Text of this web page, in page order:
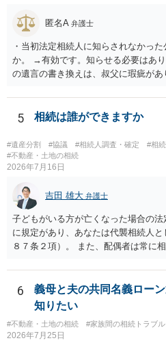
匿名A 弁護士
・当初法定相続人に知らされなかっ
か。 →有効です。知らせる必要はあ
の遺言の書き換えは、叔父に瑕疵が
ますか。 →本人が自由に決められま
です。客観的な基準もありません。
することはできますか。 →分割を拒
ないということでしょうか。遺言で、
と拒否することはできます。理由を説
5 相続は誰ができますか
#遺産分割 #協議 #相続人調査・確定
#相
#不動産・土地の相続
2026年7月16日
吉田 雄大 弁護士
子どもがいる方が亡くなった場合の
に規定があり、あなたは代襲相続人
８７条２項）。 また、配偶者は常に
も相続権があります。つまり、孫５
相続権がある可能性があります。
6
義母と夫の共同名義ロー
知りたい
#不動産・土地の相続 #家族間の相続トラブル
2026年7月25日